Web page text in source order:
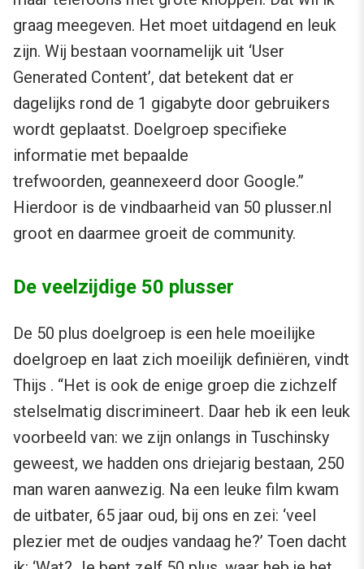
graag meegeven. Het moet uitdagend en leuk
zijn. Wij bestaan voornamelijk uit ‘User
Generated Content’, dat betekent dat er
dagelijks rond de 1 gigabyte door gebruikers
wordt geplaatst. Doelgroep specifieke
informatie met bepaalde
trefwoorden, geannexeerd door Google.”
Hierdoor is de vindbaarheid van 50 plusser.nl
groot en daarmee groeit de community.
De veelzijdige 50 plusser
De 50 plus doelgroep is een hele moeilijke
doelgroep en laat zich moeilijk definiëren, vindt
Thijs . “Het is ook de enige groep die zichzelf
stelselmatig discrimineert. Daar heb ik een leuk
voorbeeld van: we zijn onlangs in Tuschinsky
geweest, we hadden ons driejarig bestaan, 250
man waren aanwezig. Na een leuke film kwam
de uitbater, 65 jaar oud, bij ons en zei: ‘veel
plezier met de oudjes vandaag he?’ Toen dacht